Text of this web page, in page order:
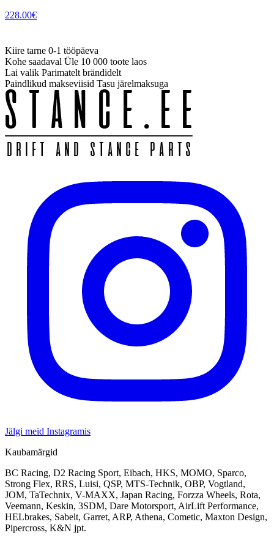
228.00€
Kiire tarne 0-1 tööpäeva
Kohe saadaval Üle 10 000 toote laos
Lai valik Parimatelt brändidelt
Paindlikud makseviisid Tasu järelmaksuga
Jälgi meid Instagramis
Kaubamärgid
BC Racing, D2 Racing Sport, Eibach, HKS, MOMO, Sparco,
Strong Flex, RRS, Luisi, QSP, MTS-Technik, OBP, Vogtland,
JOM, TaTechnix, V-MAXX, Japan Racing, Forzza Wheels, Rota,
Veemann, Keskin, 3SDM, Dare Motorsport, AirLift Performance,
HELbrakes, Sabelt, Garret, ARP, Athena, Cometic, Maxton Design,
Pipercross, K&N jpt.